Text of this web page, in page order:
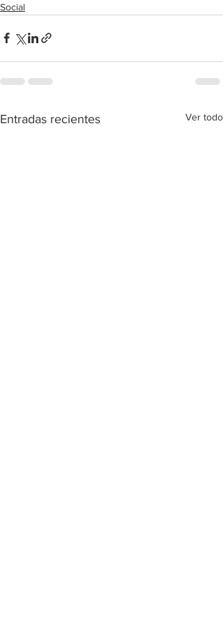
Social
Entradas recientes Ver todo